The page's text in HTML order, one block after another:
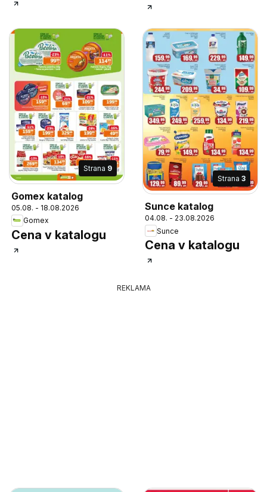
Strana 9
Gomex katalog
05.08. - 18.08.2026
Gomex
Cena v katalogu
Strana 3
Sunce katalog
04.08. - 23.08.2026
Sunce
Cena v katalogu
REKLAMA